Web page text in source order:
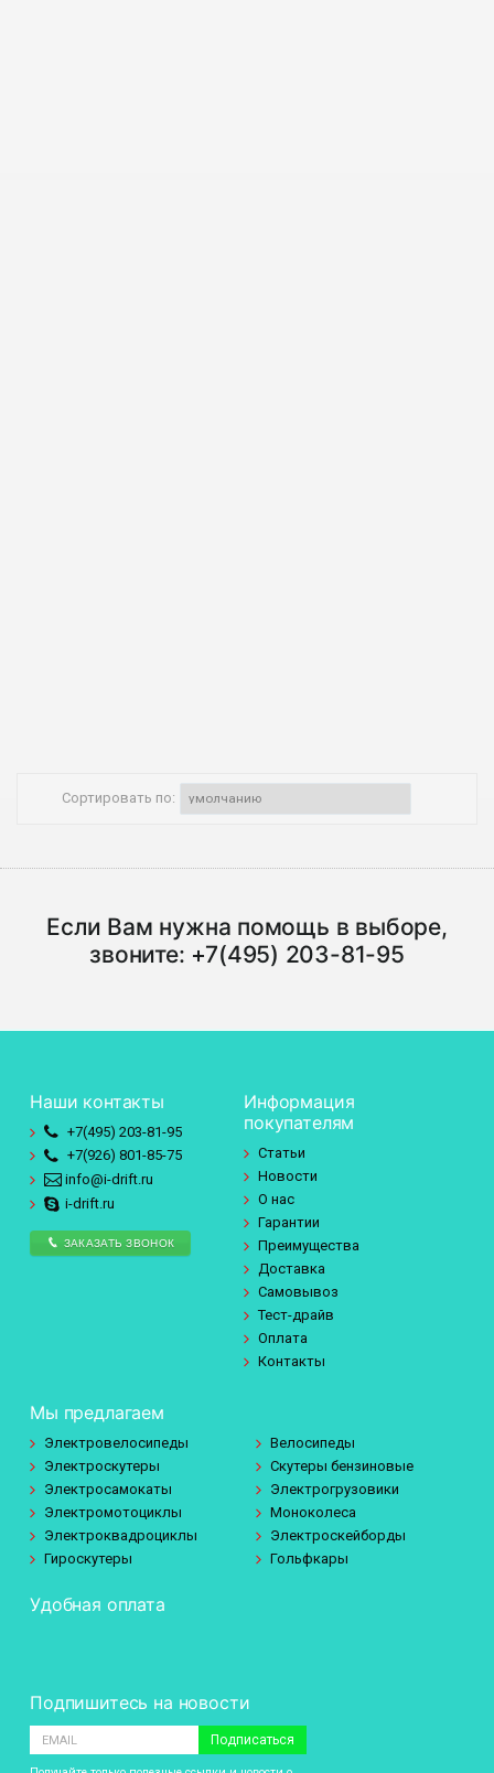
Сортировать по:
Если Вам нужна помощь в выборе,
звоните: +7(495) 203-81-95
Наши контакты
+7(495) 203-81-95
+7(926) 801-85-75
info@i-drift.ru
i-drift.ru
ЗАКАЗАТЬ ЗВОНОК
Информация
покупателям
Статьи
Новости
О нас
Гарантии
Преимущества
Доставка
Самовывоз
Тест-драйв
Оплата
Контакты
Мы предлагаем
Электровелосипеды
Велосипеды
Электроскутеры
Скутеры бензиновые
Электросамокаты
Электрогрузовики
Электромотоциклы
Моноколеса
Электроквадроциклы
Электроскейборды
Гироскутеры
Гольфкары
Удобная оплата
Подпишитесь на новости
Подписаться